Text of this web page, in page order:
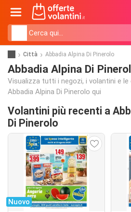
Città Abbadia Alpina Di Pinerolo
Abbadia Alpina Di
Visualizza tutti i negozi, i volantini e
Abbadia Alpina Di Pinerolo qui
Volantini più recenti a
Di Pinerolo
Nuovo